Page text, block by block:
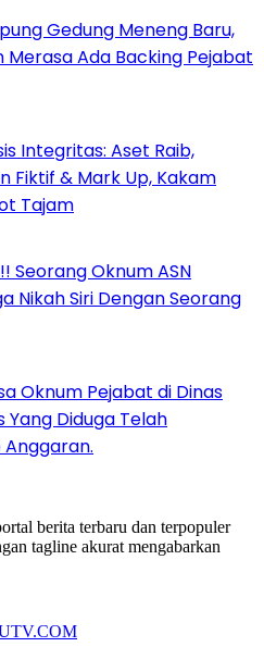
Gedung Meneng Baru,
Merasa Ada Backing Pejabat
Integritas: Aset Raib,
Fiktif & Mark Up, Kakam
Tajam
Seorang Oknum ASN
Nikah Siri Dengan Seorang
Oknum Pejabat di Dinas
Diduga Telah
berita terbaru dan terpopuler
tagline akurat mengabarkan